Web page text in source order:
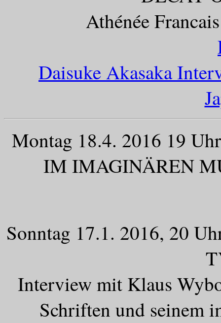
Athénée
Daisuke Akasaka
Montag 18.4. 2016 19
IM IMAGINÄREN
Sonntag 17.1. 2016, 20
Interview mit Klaus
Schriften und seinem